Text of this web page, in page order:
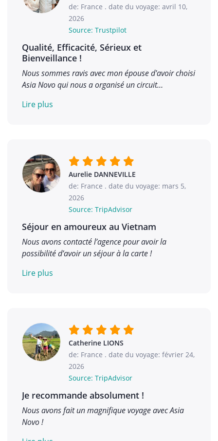
de: France . date du voyage: avril 10,
2026
Source: Trustpilot
Qualité, Efficacité, Sérieux et
Bienveillance !
Nous sommes ravis avec mon épouse d'avoir choisi
Asia Novo qui nous a organisé un circuit…
Lire plus
Aurelie DANNEVILLE
de: France . date du voyage: mars 5,
2026
Source: TripAdvisor
Séjour en amoureux au Vietnam
Nous avons contacté l’agence pour avoir la
possibilité d’avoir un séjour à la carte !
Lire plus
Catherine LIONS
de: France . date du voyage: février 24,
2026
Source: TripAdvisor
Je recommande absolument !
Nous avons fait un magnifique voyage avec Asia
Novo !